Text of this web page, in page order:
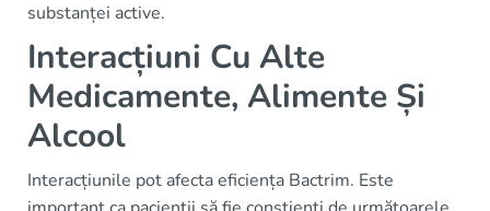
substanței active.
Interacțiuni Cu Alte
Medicamente, Alimente Și
Alcool
Interacțiunile pot afecta eficiența Bactrim. Este